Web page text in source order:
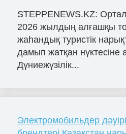
STEPPENEWS.KZ:
2026 жылдың алғашқы
жаһандық туристік
дамып жатқан нүктесіне
Дүниежүзілік...
Электромобильдер